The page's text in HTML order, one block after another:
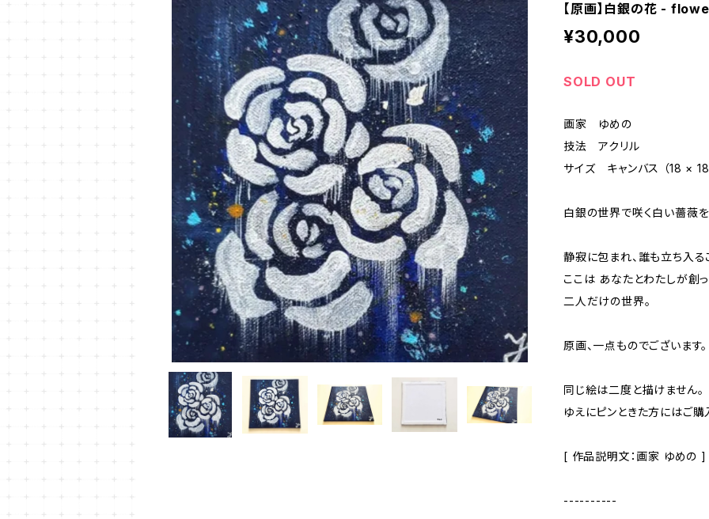
【原画】白銀の花 -
¥30,000
SOLD OUT
画家 ゆめの
技法 アクリル
サイズ キャンバス （18 ×
白銀の世界で咲く白い薔薇を
静寂に包まれ、誰も立ち入る
ここは あなたとわたしが創
二人だけの世界。
原画、一点ものでございます。
同じ絵は二度と描けません。
ゆえにピンときた方にはご購
[ 作品説明文：画家 ゆめの ]
----------